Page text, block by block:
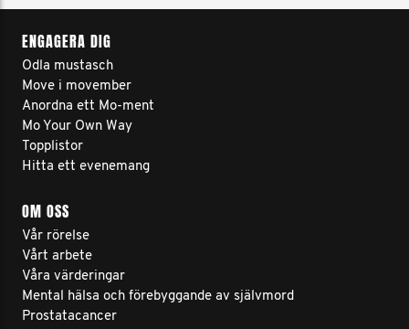
ENGAGERA DIG
Odla mustasch
Move i movember
Anordna ett Mo-ment
Mo Your Own Way
Topplistor
Hitta ett evenemang
OM OSS
Vår rörelse
Vårt arbete
Våra värderingar
Mental hälsa och förebyggande av självmord
Prostatacancer